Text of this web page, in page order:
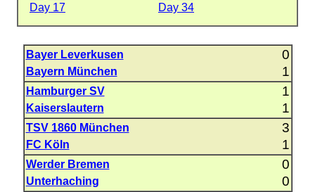
Day 17
Day 34
Bayer Leverkusen 0
Bayern München 1
Hamburger SV 1
Kaiserslautern 1
TSV 1860 München 3
FC Köln 1
Werder Bremen 0
Unterhaching 0